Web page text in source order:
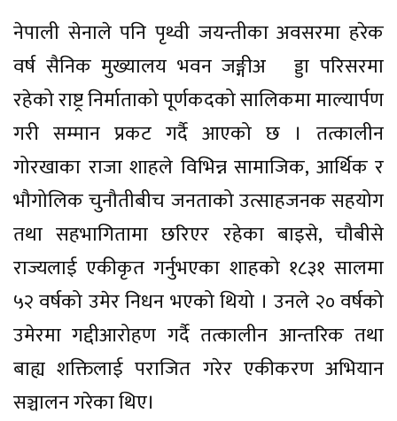
नेपाली सेनाले पनि पृथ्वी जयन्तीका अवसरमा हरेक
वर्ष सैनिक मुख्यालय भवन जङ्गीअ¬ड्डा परिसरमा
रहेको राष्ट्र निर्माताको पूर्णकदको सालिकमा माल्यार्पण
गरी सम्मान प्रकट गर्दै आएको छ । तत्कालीन
गोरखाका राजा शाहले विभिन्न सामाजिक, आर्थिक र
भौगोलिक चुनौतीबीच जनताको उत्साहजनक सहयोग
तथा सहभागितामा छरिएर रहेका बाइसे, चौबीसे
राज्यलाई एकीकृत गर्नुभएका शाहको १८३१ सालमा
५२ वर्षको उमेर निधन भएको थियो । उनले २० वर्षको
उमेरमा गद्दीआरोहण गर्दै तत्कालीन आन्तरिक तथा
बाह्य शक्तिलाई पराजित गरेर एकीकरण अभियान
सञ्चालन गरेका थिए।